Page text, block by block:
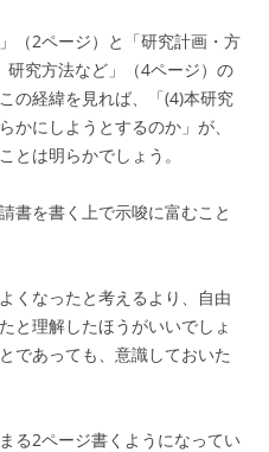
（2ページ）と「研究計画・方
究方法など」（4ページ）の
の経緯を見れば、「(4)本研究
かにしようとするのか」が、
とは明らかでしょう。
書を書く上で示唆に富むこと
くなったと考えるより、自由
と理解したほうがいいでしょ
であっても、意識しておいた
る2ページ書くようになってい